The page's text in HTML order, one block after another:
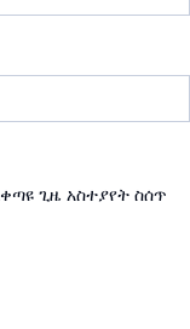
ጊዜ አስተያየት ስሰጥ